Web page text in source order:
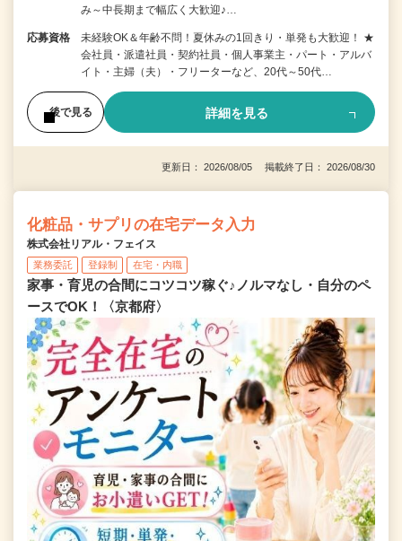
み～中長期まで幅広く大歓迎♪…
応募資格
未経験OK＆年齢不問！夏休みの1回きり・単発も大歓迎！ ★
会社員・派遣社員・契約社員・個人事業主・パート・アルバ
イト・主婦（夫）・フリーターなど、20代～50代…
後で見る 詳細を見る
更新日： 2026/08/05 掲載終了日： 2026/08/30
化粧品・サプリの在宅データ入力
株式会社リアル・フェイス
業務委託 登録制 在宅・内職
家事・育児の合間にコツコツ稼ぐ♪ノルマなし・自分のペ
ースでOK！〈京都府〉